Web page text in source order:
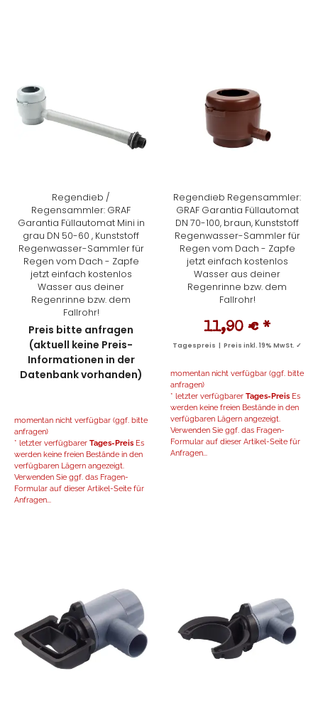
Regendieb /
Regensammler: GRAF
Garantia Füllautomat Mini in
grau DN 50-60 , Kunststoff
Regenwasser-Sammler für
Regen vom Dach - Zapfe
jetzt einfach kostenlos
Wasser aus deiner
Regenrinne bzw. dem
Fallrohr!
Preis bitte anfragen
(aktuell keine Preis-
Informationen in der
Datenbank vorhanden)
momentan nicht verfügbar (ggf. bitte
anfragen)
* letzter verfügbarer Tages-Preis Es
werden keine freien Bestände in den
verfügbaren Lägern angezeigt.
Verwenden Sie ggf. das Fragen-
Formular auf dieser Artikel-Seite für
Anfragen...
Regendieb Regensammler:
GRAF Garantia Füllautomat
DN 70-100, braun, Kunststoff
Regenwasser-Sammler für
Regen vom Dach - Zapfe
jetzt einfach kostenlos
Wasser aus deiner
Regenrinne bzw. dem
Fallrohr!
11,90 € *
Tagespreis | Preis inkl. 19% MwSt. ✓
momentan nicht verfügbar (ggf. bitte
anfragen)
* letzter verfügbarer Tages-Preis Es
werden keine freien Bestände in den
verfügbaren Lägern angezeigt.
Verwenden Sie ggf. das Fragen-
Formular auf dieser Artikel-Seite für
Anfragen...